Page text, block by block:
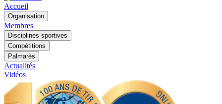
Accueil
Organisation
Membres
Disciplines sportives
Compétitions
Palmarès
Actualités
Vidéos